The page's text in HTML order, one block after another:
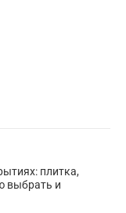
плитка,
выбрать и